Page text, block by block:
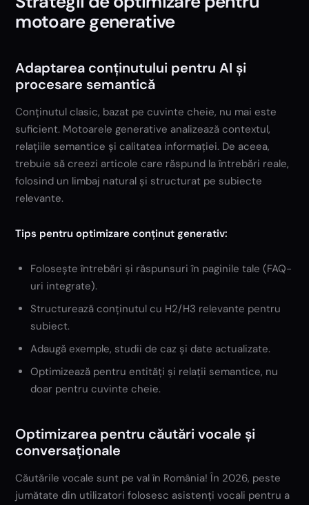
motoare generative
Adaptarea conținutului pentru AI și
procesare semantică
Conținutul clasic, bazat pe cuvinte cheie, nu mai este
suficient. Motoarele generative analizează contextul,
relațiile semantice și calitatea informației. De aceea,
trebuie să creezi articole care răspund la întrebări reale,
folosind un limbaj natural și structurat pe subiecte
relevante.
Tips pentru optimizare conținut generativ:
Folosește întrebări și răspunsuri în paginile tale (FAQ-
uri integrate).
Structurează conținutul cu H2/H3 relevante pentru
subiect.
Adaugă exemple, studii de caz și date actualizate.
Optimizează pentru entități și relații semantice, nu
doar pentru cuvinte cheie.
Optimizarea pentru căutări vocale și
conversaționale
Căutările vocale sunt pe val în România! În 2026, peste
jumătate din utilizatori folosesc asistenți vocali pentru a